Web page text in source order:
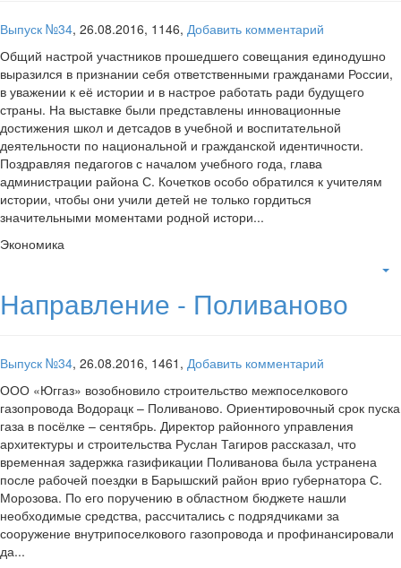
Выпуск №34, 26.08.2016, 1146, Добавить комментарий
Общий настрой участников прошедшего совещания единодушно
выразился в признании себя ответственными гражданами России,
в уважении к её истории и в настрое работать ради будущего
страны. На выставке были представлены инновационные
достижения школ и детсадов в учебной и воспитательной
деятельности по национальной и гражданской идентичности.
Поздравляя педагогов с началом учебного года, глава
администрации района С. Кочетков особо обратился к учителям
истории, чтобы они учили детей не только гордиться
значительными моментами родной истори...
Экономика
Направление - Поливаново
Выпуск №34, 26.08.2016, 1461, Добавить комментарий
ООО «Юггаз» возобновило строительство межпоселкового
газопровода Водорацк – Поливаново. Ориентировочный срок пуска
газа в посёлке – сентябрь. Директор районного управления
архитектуры и строительства Руслан Тагиров рассказал, что
временная задержка газификации Поливанова была устранена
после рабочей поездки в Барышский район врио губернатора С.
Морозова. По его поручению в областном бюджете нашли
необходимые средства, рассчитались с подрядчиками за
сооружение внутрипоселкового газопровода и профинансировали
да...